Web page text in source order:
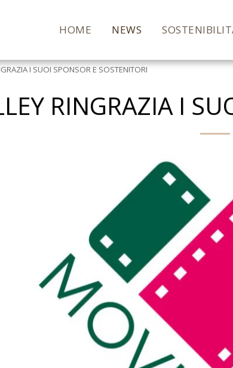
HOME NEWS
I SUOI SPONSOR E SOSTENITORI
RINGRAZIA I